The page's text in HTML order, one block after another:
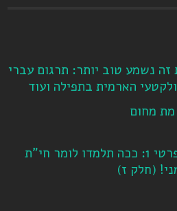
זה נשמע טוב יותר: תרגום עברי
הארמית בתפילה ועוד
מחום
שיעור פרטי 1: ככה תלמדו לומר חי"ת
‏(חלק ז‏)